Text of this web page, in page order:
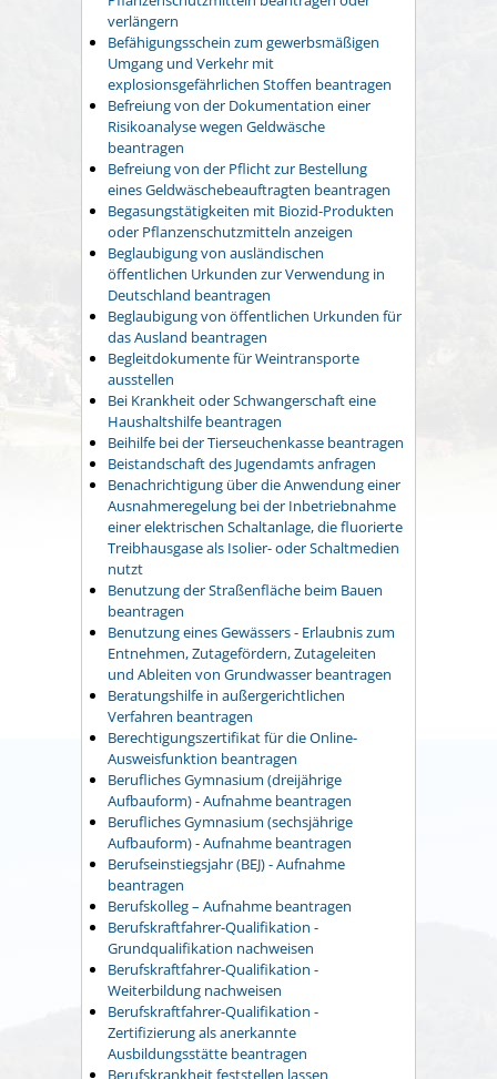
verlängern
Befähigungsschein zum gewerbsmäßigen
Umgang und Verkehr mit
explosionsgefährlichen Stoffen beantragen
Befreiung von der Dokumentation einer
Risikoanalyse wegen Geldwäsche
beantragen
Befreiung von der Pflicht zur Bestellung
eines Geldwäschebeauftragten beantragen
Begasungstätigkeiten mit Biozid-Produkten
oder Pflanzenschutzmitteln anzeigen
Beglaubigung von ausländischen
öffentlichen Urkunden zur Verwendung in
Deutschland beantragen
Beglaubigung von öffentlichen Urkunden für
das Ausland beantragen
Begleitdokumente für Weintransporte
ausstellen
Bei Krankheit oder Schwangerschaft eine
Haushaltshilfe beantragen
Beihilfe bei der Tierseuchenkasse beantragen
Beistandschaft des Jugendamts anfragen
Benachrichtigung über die Anwendung einer
Ausnahmeregelung bei der Inbetriebnahme
einer elektrischen Schaltanlage, die fluorierte
Treibhausgase als Isolier- oder Schaltmedien
nutzt
Benutzung der Straßenfläche beim Bauen
beantragen
Benutzung eines Gewässers - Erlaubnis zum
Entnehmen, Zutagefördern, Zutageleiten
und Ableiten von Grundwasser beantragen
Beratungshilfe in außergerichtlichen
Verfahren beantragen
Berechtigungszertifikat für die Online-
Ausweisfunktion beantragen
Berufliches Gymnasium (dreijährige
Aufbauform) - Aufnahme beantragen
Berufliches Gymnasium (sechsjährige
Aufbauform) - Aufnahme beantragen
Berufseinstiegsjahr (BEJ) - Aufnahme
beantragen
Berufskolleg – Aufnahme beantragen
Berufskraftfahrer-Qualifikation -
Grundqualifikation nachweisen
Berufskraftfahrer-Qualifikation -
Weiterbildung nachweisen
Berufskraftfahrer-Qualifikation -
Zertifizierung als anerkannte
Ausbildungsstätte beantragen
Berufskrankheit feststellen lassen